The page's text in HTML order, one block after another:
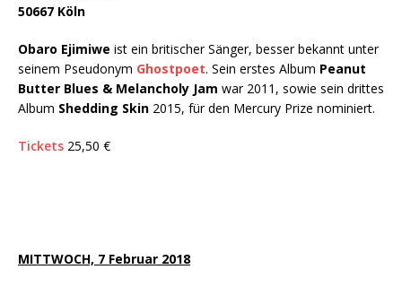
50667 Köln
Obaro Ejimiwe ist ein britischer Sänger, besser bekannt unter
seinem Pseudonym Ghostpoet. Sein erstes Album Peanut
Butter Blues & Melancholy Jam war 2011, sowie sein drittes
Album Shedding Skin 2015, für den Mercury Prize nominiert.
Tickets 25,50 €
MITTWOCH, 7 Februar 2018